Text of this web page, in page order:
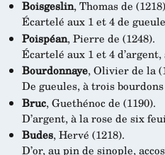
Boisgeslin, Thomas de
Écartelé aux 1 et 4 de
Poispéan, Pierre de (1248).
Écartelé aux 1 et 4
Bourdonnaye, Olivier de la
De gueules, à trois bourdons
Bruc, Guethénoc de (1190).
D’argent, à la rose de six
Budes, Hervé (1218).
D’or, au pin de sinople,